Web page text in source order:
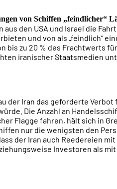
von Schiffen „feindlicher“
aus den USA und Israel die
und von als „feindlich“
bis zu 20 % des Frachtwerts
iranischer Staatsmedien
der Iran das geforderte
Die Anzahl an
Flagge fahren, hält sich in
nur die wenigsten den
der Iran auch Reedereien
Investoren als